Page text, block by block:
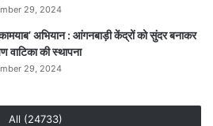
29, 2024
अभियान : आंगनबाड़ी केंद्रों को सुंदर बनाकर
वाटिका की स्थापना
29, 2024
All (24733)